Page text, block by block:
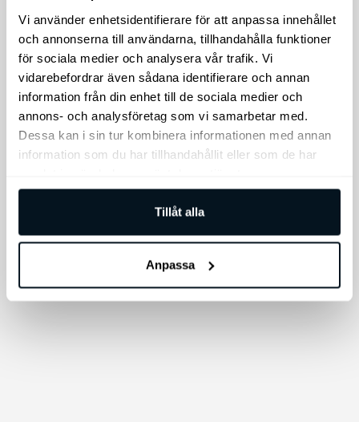
Vi använder enhetsidentifierare för att anpassa innehållet
och annonserna till användarna, tillhandahålla funktioner
för sociala medier och analysera vår trafik. Vi
vidarebefordrar även sådana identifierare och annan
information från din enhet till de sociala medier och
annons- och analysföretag som vi samarbetar med.
Dessa kan i sin tur kombinera informationen med annan
information som du har tillhandahållit eller som de har
Tillåt alla
Anpassa
Kia Sportage,
Skyddsfolie för
bakre stötfångaren
Skyddar den övre ytan på
din bakre stötfångare från
eventuella repor och skav.
Lägg till i varukorg
Kia Sportage,
Instegslister i
borstad stål
Modellanpassade
instegslister i stål med en
borstad yta till din Kia
Lägg till i varukorg